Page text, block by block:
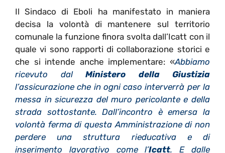
Il Sindaco di Eboli ha manifestato in maniera
decisa la volontà di mantenere sul territorio
comunale la funzione finora svolta dall’Icatt con il
quale vi sono rapporti di collaborazione storici e
che si intende anche implementare: «Abbiamo
ricevuto dal Ministero della Giustizia
l’assicurazione che in ogni caso interverrà per la
messa in sicurezza del muro pericolante e della
strada sottostante. Dall’incontro è emersa la
volontà ferma di questa Amministrazione di non
perdere una struttura rieducativa e di
inserimento lavorativo come l’Icatt. E dalle